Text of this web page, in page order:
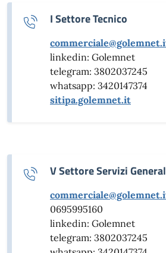
I Settore Tecnico
linkedin: Golemnet
telegram: 3802037245
whatsapp: 3420147374
sitipa.golemnet.it
V Settore Servizi
0695995160
linkedin: Golemnet
telegram: 3802037245